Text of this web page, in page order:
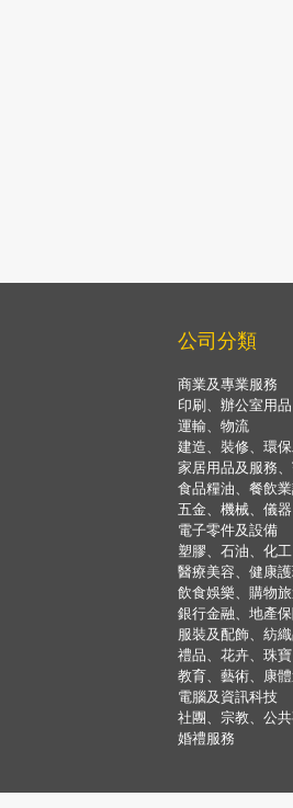
公司分類
商業及專業服務
印刷、辦公室用品
運輸、物流
建造、裝修、環
家居用品及服務
食品糧油、餐飲
五金、機械、儀器
電子零件及設備
塑膠、石油、化工
醫療美容、健康
飲食娛樂、購物
銀行金融、地產
服裝及配飾、紡
禮品、花卉、珠
教育、藝術、康
電腦及資訊科技
社團、宗教、公
婚禮服務